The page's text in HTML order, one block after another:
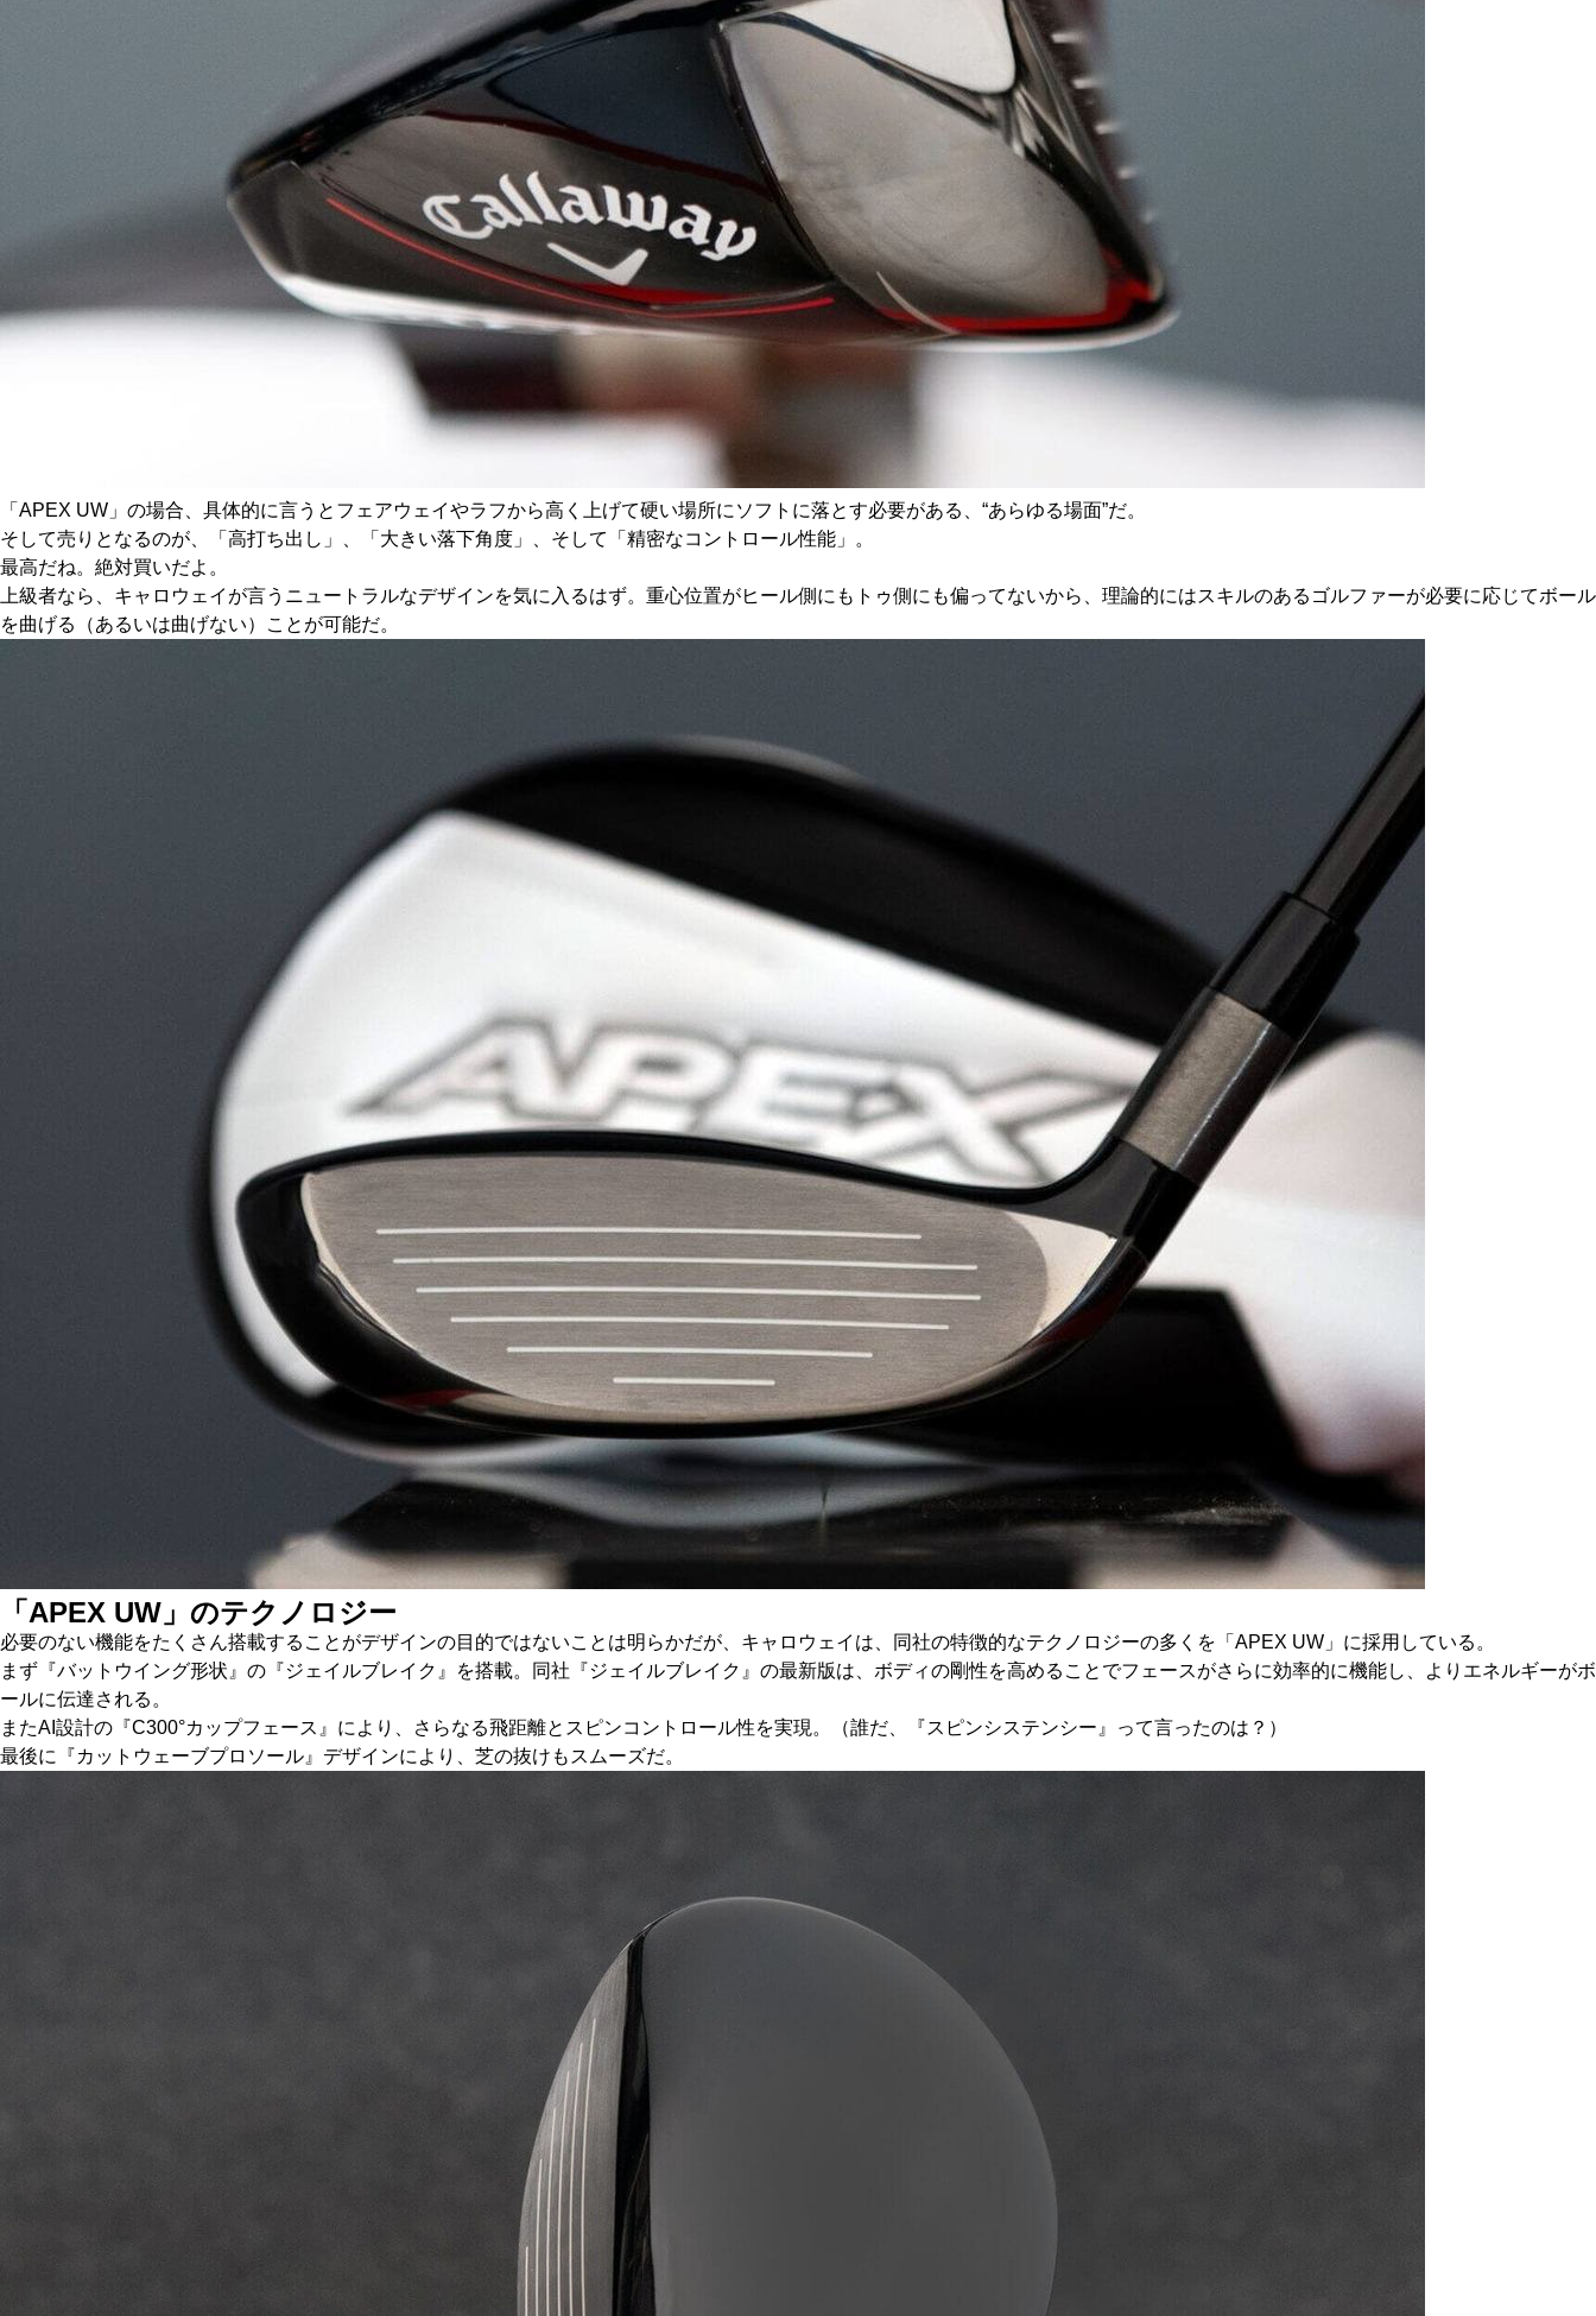
「APEX UW」の場合、具体的に言うとフェアウェイやラフから高く上げて硬い場所にソフトに落とす必要がある、“あらゆる場面”だ。
そして売りとなるのが、「高打ち出し」、「大きい落下角度」、そして「精密なコントロール性能」。
最高だね。絶対買いだよ。
上級者なら、キャロウェイが言うニュートラルなデザインを気に入るはず。重心位置がヒール側にもトゥ側にも偏ってないから、理論的にはスキルのあるゴルファーが必要に応じてボール
を曲げる（あるいは曲げない）ことが可能だ。
「APEX UW」のテクノロジー
必要のない機能をたくさん搭載することがデザインの目的ではないことは明らかだが、キャロウェイは、同社の特徴的なテクノロジーの多くを「APEX UW」に採用している。
まず『バットウイング形状』の『ジェイルブレイク』を搭載。同社『ジェイルブレイク』の最新版は、ボディの剛性を高めることでフェースがさらに効率的に機能し、よりエネルギーがボ
ールに伝達される。
またAI設計の『C300°カップフェース』により、さらなる飛距離とスピンコントロール性を実現。（誰だ、『スピンシステンシー』って言ったのは？）
最後に『カットウェーブプロソール』デザインにより、芝の抜けもスムーズだ。